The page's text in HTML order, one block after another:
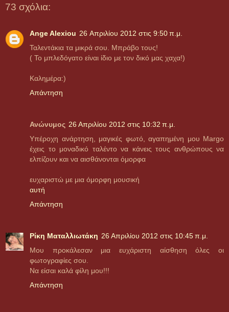
73 σχόλια:
Ange Alexiou 26 Απριλίου 2012 στις 9:50 π.μ.
Ταλεντάκια τα μικρά σου. Μπράβο τους!
( Το μπλεδόγατο είναι ίδιο με τον δικό μας χαχα!)
Καλημέρα:)
Απάντηση
Ανώνυμος 26 Απριλίου 2012 στις 10:32 π.μ.
Υπέροχη ανάρτηση, μαγικές φωτό, αγαπημένη μου Margo
έχεις το μοναδικό ταλέντο να κάνεις τους ανθρώπους να
ελπίζουν και να αισθάνονται όμορφα
ευχαριστώ με μια όμορφη μουσική
αυτή
Απάντηση
Ρίκη Ματαλλιωτάκη 26 Απριλίου 2012 στις 10:45 π.μ.
Μου προκάλεσαν μια ευχάριστη αίσθηση όλες οι
φωτογραφίες σου.
Να είσαι καλά φίλη μου!!!
Απάντηση